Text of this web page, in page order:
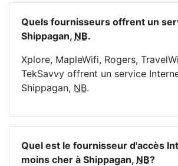
Quels fournisseurs offrent un
Shippagan, NB.
Xplore, MapleWifi, Rogers,
TekSavvy offrent un service
Shippagan, NB.
Quel est le fournisseur d'accès
moins cher à Shippagan, NB?